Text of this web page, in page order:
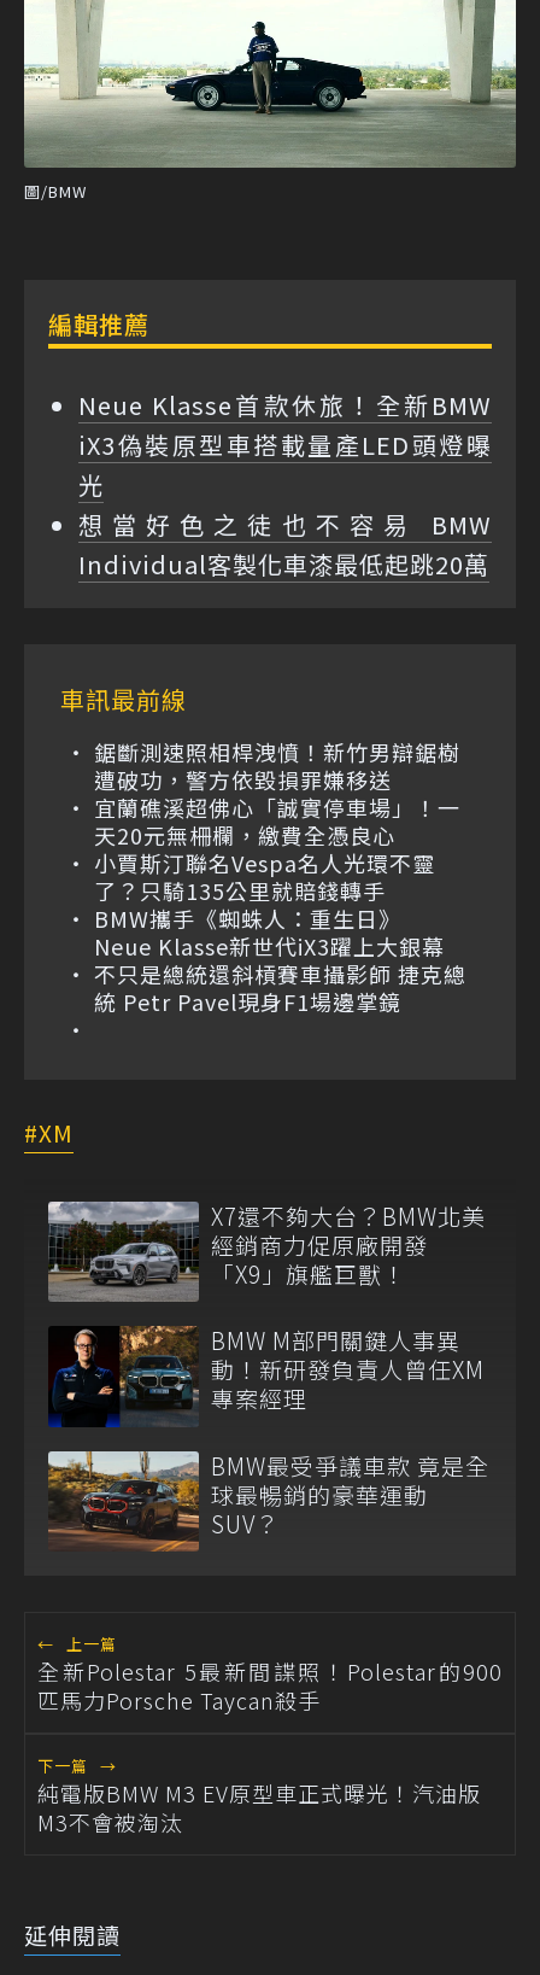
圖/BMW
編輯推薦
Neue Klasse首款休旅！全新BMW
iX3偽裝原型車搭載量產LED頭燈曝
光
想當好色之徒也不容易 BMW
Individual客製化車漆最低起跳20萬
車訊最前線
鋸斷測速照相桿洩憤！新竹男辯鋸樹
遭破功，警方依毀損罪嫌移送
宜蘭礁溪超佛心「誠實停車場」！一
天20元無柵欄，繳費全憑良心
小賈斯汀聯名Vespa名人光環不靈
了？只騎135公里就賠錢轉手
BMW攜手《蜘蛛人：重生日》
Neue Klasse新世代iX3躍上大銀幕
不只是總統還斜槓賽車攝影師 捷克總
統 Petr Pavel現身F1場邊掌鏡
XM
X7還不夠大台？BMW北美
經銷商力促原廠開發
「X9」旗艦巨獸！
BMW M部門關鍵人事異
動！新研發負責人曾任XM
專案經理
BMW最受爭議車款 竟是全
球最暢銷的豪華運動
SUV？
← 上一篇
全新Polestar 5最新間諜照！Polestar的900
匹馬力Porsche Taycan殺手
下一篇 →
純電版BMW M3 EV原型車正式曝光！汽油版
M3不會被淘汰
延伸閱讀